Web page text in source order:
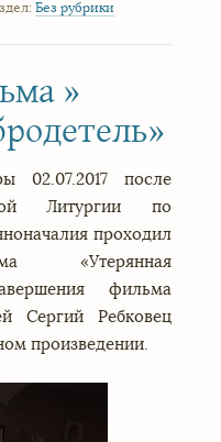
Без рубрики
»
02.07.2017 после
Литургии по
проходил
«Утерянная
фильма
Сергий Ребковец
произведении.